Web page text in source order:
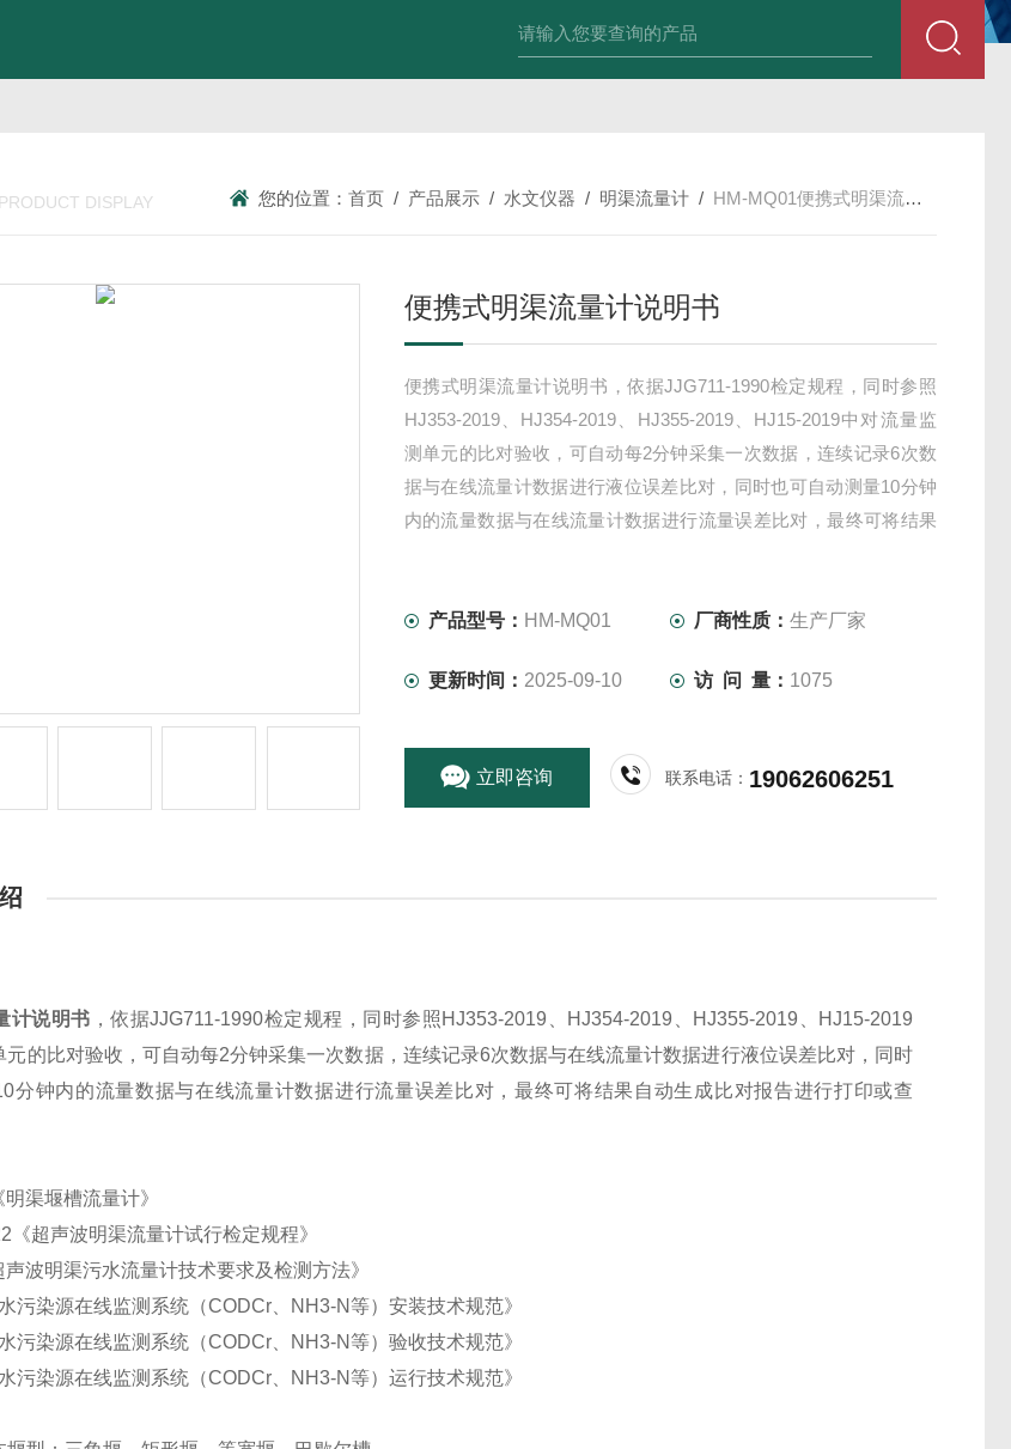
DISPLAY 您的位置：首页 / 产品展示 / 水文仪器 / 明渠流量计 / HM-MQ01便携式明渠流量计说明书
便携式明渠流量计说明书
便携式明渠流量计说明书，依据JJG711-1990检定规程，同时参照
HJ353-2019、HJ354-2019、HJ355-2019、HJ15-2019中对流量监
测单元的比对验收，可自动每2分钟采集一次数据，连续记录6次数
据与在线流量计数据进行液位误差比对，同时也可自动测量10分钟
内的流量数据与在线流量计数据进行流量误差比对，最终可将结果
产品型号： HM-MQ01 厂商性质：生产厂家
更新时间： 2025-09-10 访 问 量： 1075
立即咨询 联系电话： 19062606251
计说明书 ，依据JJG711-1990检定规程，同时参照HJ353-2019、HJ354-2019、HJ355-2019、HJ15-2019
元的比对验收，可自动每2分钟采集一次数据，连续记录6次数据与在线流量计数据进行液位误差比对，同时
分钟内的流量数据与在线流量计数据进行流量误差比对，最终可将结果自动生成比对报告进行打印或查
明渠堰槽流量计》
《超声波明渠流量计试行检定规程》
声波明渠污水流量计技术要求及检测方法》
污染源在线监测系统（CODCr、NH3-N等）安装技术规范》
污染源在线监测系统（CODCr、NH3-N等）验收技术规范》
污染源在线监测系统（CODCr、NH3-N等）运行技术规范》